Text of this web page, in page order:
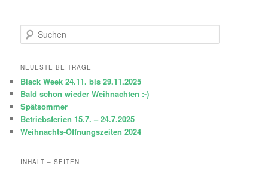
u
h
n
NEUESTE BEITRÄGE
Black Week 24.11. bis 29.11.2025
Bald schon wieder Weihnachten :-)
Spätsommer
Betriebsferien 15.7. – 24.7.2025
Weihnachts-Öffnungszeiten 2024
INHALT – SEITEN